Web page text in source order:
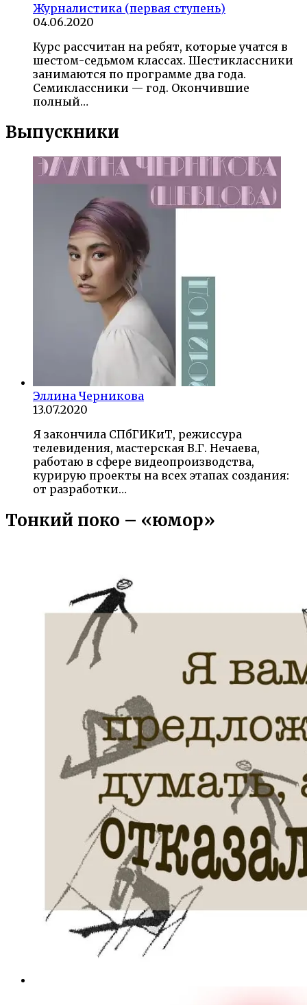
Журналистика (первая ступень)
04.06.2020
Курс рассчитан на ребят, которые учатся в
шестом-седьмом классах. Шестиклассники
занимаются по программе два года.
Семиклассники — год. Окончившие
полный…
Выпускники
Эллина Черникова
13.07.2020
Я закончила СПбГИКиТ, режиссура
телевидения, мастерская В.Г. Нечаева,
работаю в сфере видеопроизводства,
курирую проекты на всех этапах создания:
от разработки…
Тонкий поко – «юмор»